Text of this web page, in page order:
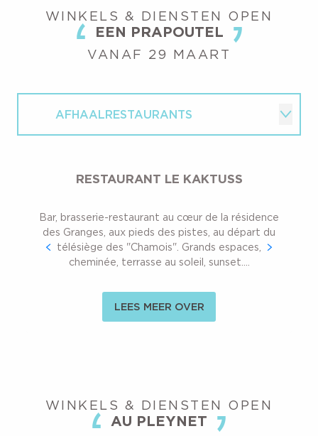
WINKELS & DIENSTEN OPEN
EEN PRAPOUTEL
VANAF 29 MAART
AFHAALRESTAURANTS
GEZONDHEID
RESTAURANT LE KAKTUSS
Bar, brasserie-restaurant au cœur de la résidence
des Granges, aux pieds des pistes, au départ du
télésiège des "Chamois". Grands espaces,
cheminée, terrasse au soleil, sunset....
LEES MEER OVER
WINKELS & DIENSTEN OPEN
AU PLEYNET